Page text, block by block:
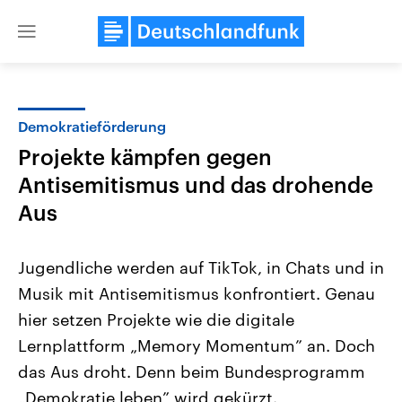
Close
Landtagswahl Sachsen-Anhalt
2026
Alle Informationen
Sachsen-Anhalt wählt am 6.
September 2026 einen neuen
Bundesland von einer Koalition aus
USA
Aktuelle Beiträge,
Hintergründe
Wirtschaftlich und
gehören die Vereinigten
den mächtigsten Ländern
mit großem Einfluss auf
Demokratieförderung
Projekte kämpfen gegen
Antisemitismus und das drohende
Aus
Jugendliche werden auf TikTok, in Chats und in
Musik mit Antisemitismus konfrontiert. Genau
hier setzen Projekte wie die digitale
Lernplattform „Memory Momentum” an. Doch
das Aus droht. Denn beim Bundesprogramm
„Demokratie leben” wird gekürzt.